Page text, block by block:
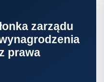
zarządu
prawa